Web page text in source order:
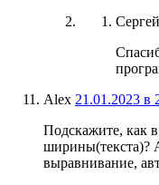
Сергей
Alex 21.01.2023 в
Подскажите, как
ширины(текста)?
выравнивание,